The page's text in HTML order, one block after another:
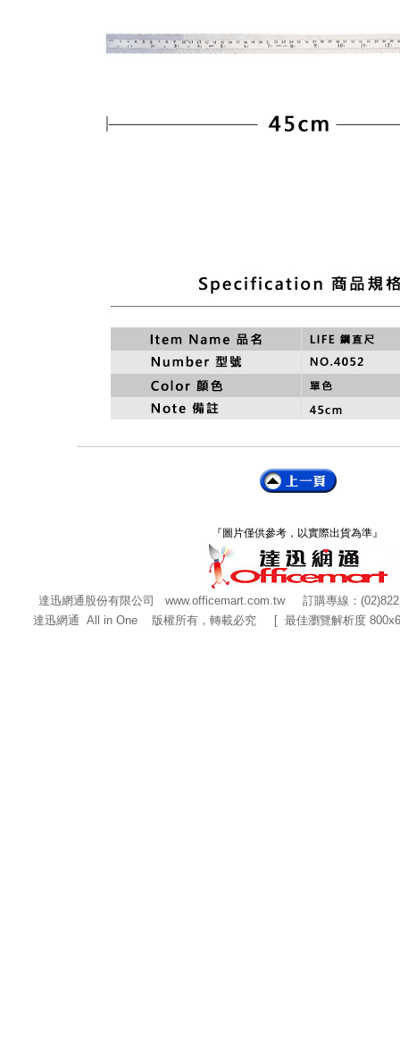
『圖片僅供參考，以實際出貨為準』
達迅網通股份有限公司 www.officemart.com.tw訂購專線：
達迅網通 All in One 版權所有，轉載必究 [ 最佳瀏覽解析度